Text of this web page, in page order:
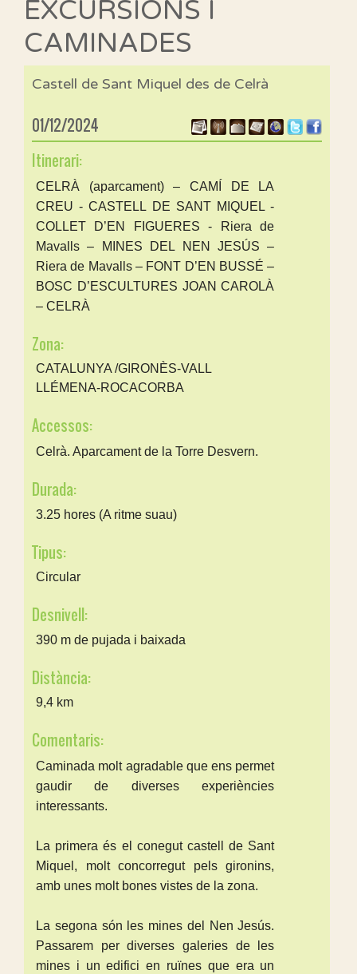
EXCURSIONS I
CAMINADES
Castell de Sant Miquel des de Celrà
01/12/2024
Itinerari:
CELRÀ (aparcament) – CAMÍ DE LA
CREU - CASTELL DE SANT MIQUEL -
COLLET D’EN FIGUERES - Riera de
Mavalls – MINES DEL NEN JESÚS –
Riera de Mavalls – FONT D’EN BUSSÉ –
BOSC D’ESCULTURES JOAN CAROLÀ
– CELRÀ
Zona:
CATALUNYA /GIRONÈS-VALL
LLÉMENA-ROCACORBA
Accessos:
Celrà. Aparcament de la Torre Desvern.
Durada:
3.25 hores (A ritme suau)
Tipus:
Circular
Desnivell:
390 m de pujada i baixada
Distància:
9,4 km
Comentaris:
Caminada molt agradable que ens permet
gaudir de diverses experiències
interessants.
La primera és el conegut castell de Sant
Miquel, molt concorregut pels gironins,
amb unes molt bones vistes de la zona.
La segona són les mines del Nen Jesús.
Passarem per diverses galeries de les
mines i un edifici en ruïnes que era un